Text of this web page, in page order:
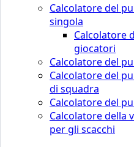
Calcolatore del
singola
Calcolatore
giocatori
Calcolatore del
Calcolatore del
di squadra
Calcolatore del
Calcolatore della
per gli scacchi